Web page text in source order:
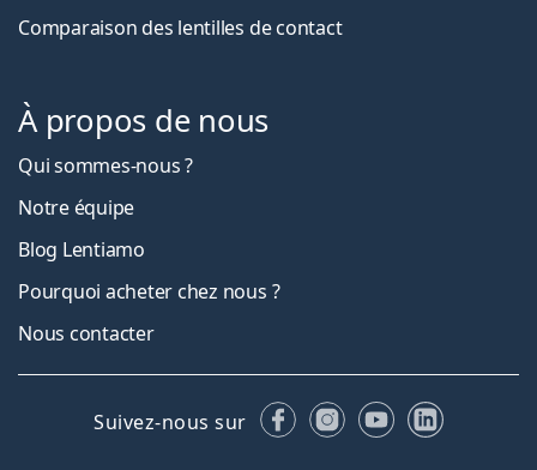
Comparaison des lentilles de contact
À propos de nous
Qui sommes-nous ?
Notre équipe
Blog Lentiamo
Pourquoi acheter chez nous ?
Nous contacter
Suivez-nous sur FacebookInstagram
YouTubeLinkedIn